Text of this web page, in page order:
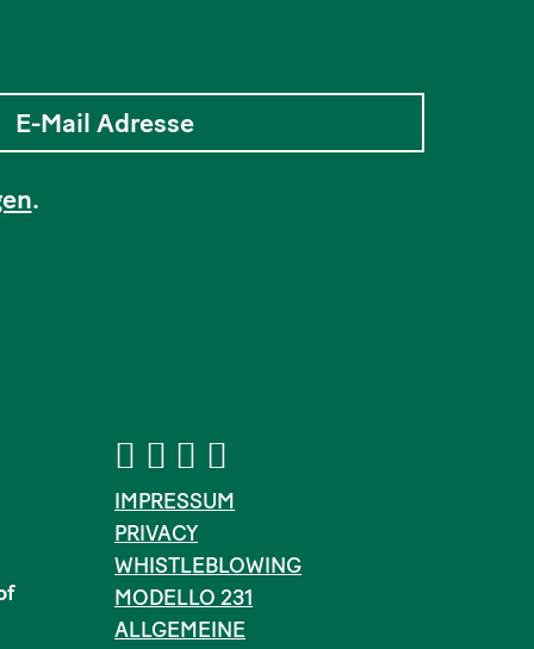
.
IMPRESSUM
PRIVACY
WHISTLEBLOWING
MODELLO 231
ALLGEMEINE